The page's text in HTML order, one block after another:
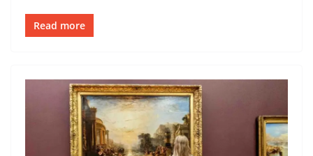
Read more